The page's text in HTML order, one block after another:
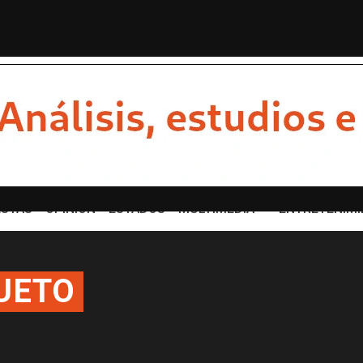
empatados en popularidad Lo de Nay Salvatory
OPINION ESTADOS MULTIMEDIA